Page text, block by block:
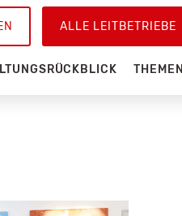
ALLE LEITBETRIEBE
THEMEN